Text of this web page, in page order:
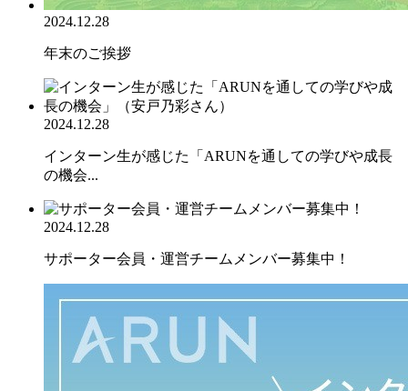
2024.12.28
年末のご挨拶
2024.12.28
インターン生が感じた「ARUNを通しての学びや成長
の機会...
2024.12.28
サポーター会員・運営チームメンバー募集中！